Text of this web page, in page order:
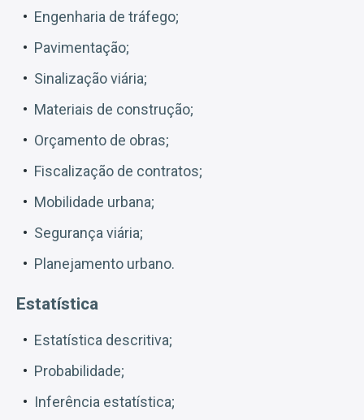
Engenharia de tráfego;
Pavimentação;
Sinalização viária;
Materiais de construção;
Orçamento de obras;
Fiscalização de contratos;
Mobilidade urbana;
Segurança viária;
Planejamento urbano.
Estatística
Estatística descritiva;
Probabilidade;
Inferência estatística;